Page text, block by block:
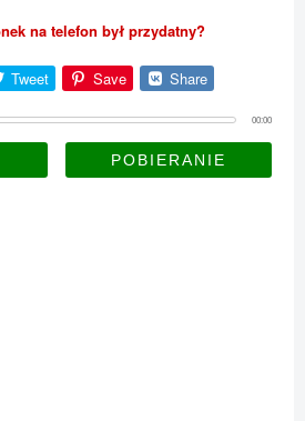
na telefon był przydatny?
Tweet Save Share
00:00